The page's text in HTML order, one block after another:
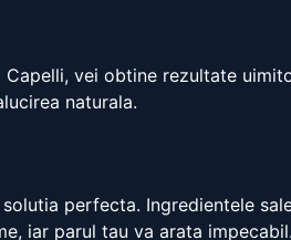
Capelli, vei obtine rezultate
naturala.
perfecta. Ingredientele
iar parul tau va arata impecabil.